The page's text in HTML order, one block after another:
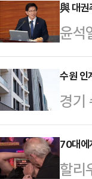
변론
닌
지
재법
가
조
與 대권
윤석
가장
뒤로
별시
여론
을
될
수원 인
경기
42분
성 2
50
70대에
할리